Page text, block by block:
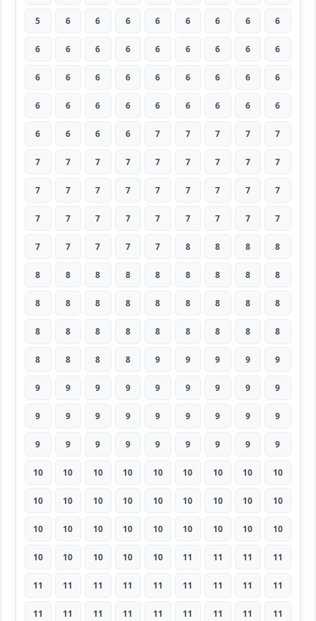
5 6 6 6 6 6 6 6 6
6 6 6 6 6 6 6 6 6
6 6 6 6 6 6 6 6 6
6 6 6 6 6 6 6 6 6
6 6 6 6 7 7 7 7 7
7 7 7 7 7 7 7 7 7
7 7 7 7 7 7 7 7 7
7 7 7 7 7 7 7 7 7
7 7 7 7 7 8 8 8 8
8 8 8 8 8 8 8 8 8
8 8 8 8 8 8 8 8 8
8 8 8 8 8 8 8 8 8
8 8 8 8 9 9 9 9 9
9 9 9 9 9 9 9 9 9
9 9 9 9 9 9 9 9 9
9 9 9 9 9 9 9 9 9
10 10 10 10 10 10 10 10 10
10 10 10 10 10 10 10 10 10
10 10 10 10 10 10 10 10 10
10 10 10 10 10 11 11 11 11
11 11 11 11 11 11 11 11 11
11 11 11 11 11 11 11 11 11